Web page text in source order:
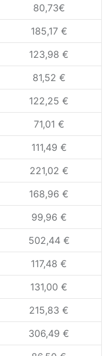
80,73€
185,17 €
123,98 €
81,52 €
122,25 €
71,01 €
111,49 €
221,02 €
168,96 €
99,96 €
502,44 €
117,48 €
131,00 €
215,83 €
306,49 €